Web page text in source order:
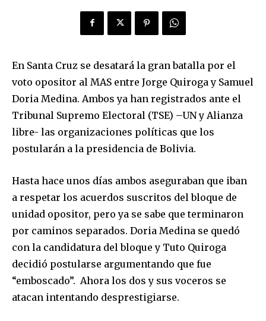
En Santa Cruz se desatará la gran batalla por el
voto opositor al MAS entre Jorge Quiroga y Samuel
Doria Medina. Ambos ya han registrados ante el
Tribunal Supremo Electoral (TSE) –UN y Alianza
libre- las organizaciones políticas que los
postularán a la presidencia de Bolivia.
Hasta hace unos días ambos aseguraban que iban
a respetar los acuerdos suscritos del bloque de
unidad opositor, pero ya se sabe que terminaron
por caminos separados. Doria Medina se quedó
con la candidatura del bloque y Tuto Quiroga
decidió postularse argumentando que fue
“emboscado”. Ahora los dos y sus voceros se
atacan intentando desprestigiarse.